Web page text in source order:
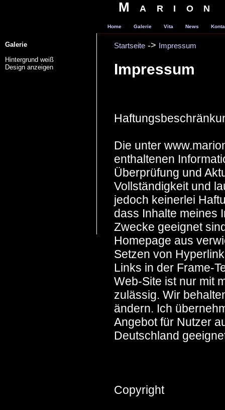
Home Galerie Vita News
Startseite -> Impressum
Impressum
Die unter
enthaltenen
Überprüfung und
Vollständigkeit und
jedoch keinerlei
dass Inhalte meines
Zwecke geeignet
Homepage aus
Setzen von
Links in der Frame-
Web-Site ist nur mit
zulässig. Wir
ändern. Ich
Angebot für Nutzer
Deutschland
Copyright
Galerie
Hintergrund weiß
Design anzeigen